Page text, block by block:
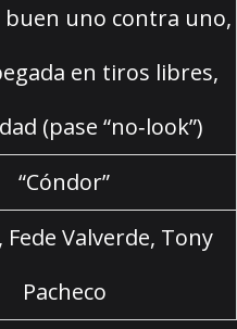
buen uno contra uno,
en tiros libres,
(pase “no‑look”)
“Cóndor”
Fede Valverde, Tony
Pacheco